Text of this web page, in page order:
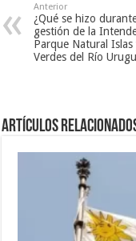
Anterior
¿Qué se hizo
gestión de la
Parque Natural Islas
Verdes del Río
Artículos